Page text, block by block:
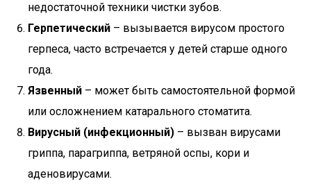
недостаточной техники чистки зубов.
Герпетический – вызывается вирусом простого
герпеса, часто встречается у детей старше одного
года.
Язвенный – может быть самостоятельной формой
или осложнением катарального стоматита.
Вирусный (инфекционный) – вызван вирусами
гриппа, парагриппа, ветряной оспы, кори и
аденовирусами.